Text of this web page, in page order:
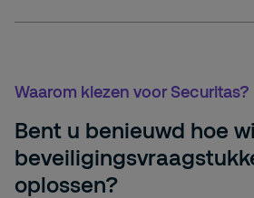
Waarom kiezen voor Securitas?
Bent u benieuwd hoe
oplossen?